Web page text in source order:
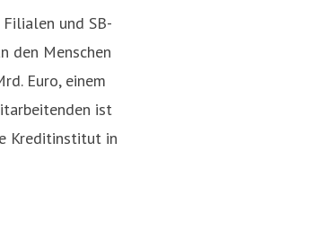
und SB-
den Menschen
Euro, einem
ist
Kreditinstitut in